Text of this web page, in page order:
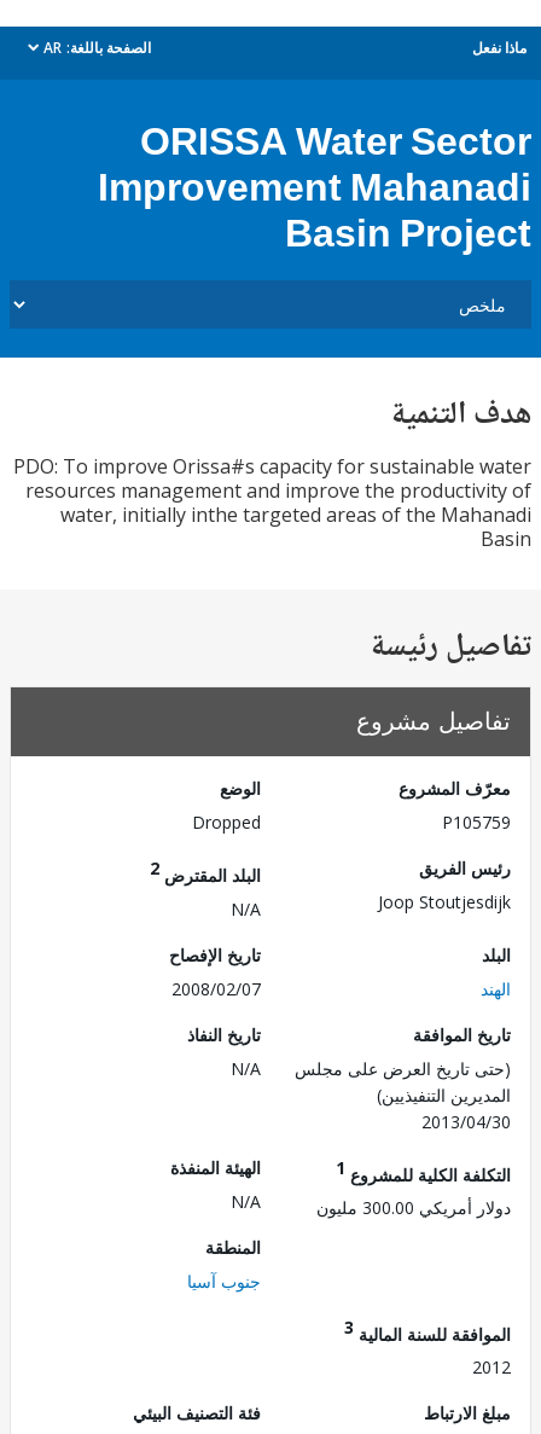
الصفحة باللغة: AR
dropdown
ORISSA Water
Improvement
Basin
PDO: To improve Orissa#s capacity for sustainable
resources management and improve the
water, initially inthe targeted areas of the
رئيسة
مشروع
المشروع
Dropped
الفريق
Joop
البلد المقترض
تاريخ الإفصاح
2008/02/07
الموافقة
تاريخ العرض على مجلس
التنفيذيين)
2013/
تاريخ النفاذ
N/A
الكلية للمشروع1
300.00 مليون
الهيئة المنفذة
جنوب آسيا
للسنة المالية3
فئة التصنيف البيئي